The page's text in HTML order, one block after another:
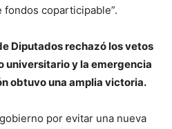
fondos coparticipable”.
Diputados rechazó los vetos
universitario y la emergencia
obtuvo una amplia victoria.
por evitar una nueva